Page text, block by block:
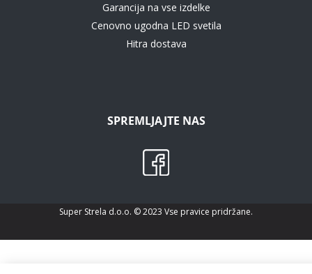
Garancija na vse izdelke
Cenovno ugodna LED svetila
Hitra dostava
SPREMLJAJTE NAS
Super Strela d.o.o. © 2023 Vse pravice pridržane.